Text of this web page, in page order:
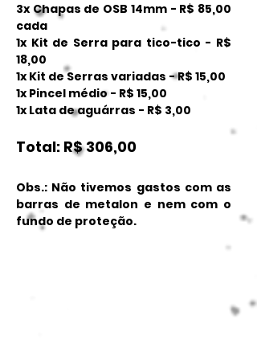
3x Chapas de OSB 14mm - R$ 85,00
cada
1x Kit de Serra para tico-tico - R$
18,00
1x Kit de Serras variadas - R$ 15,00
1x Pincel médio - R$ 15,00
1x Lata de aguárras - R$ 3,00
Total: R$ 306,00
Obs.: Não tivemos gastos com as
barras de metalon e nem com o
fundo de proteção.